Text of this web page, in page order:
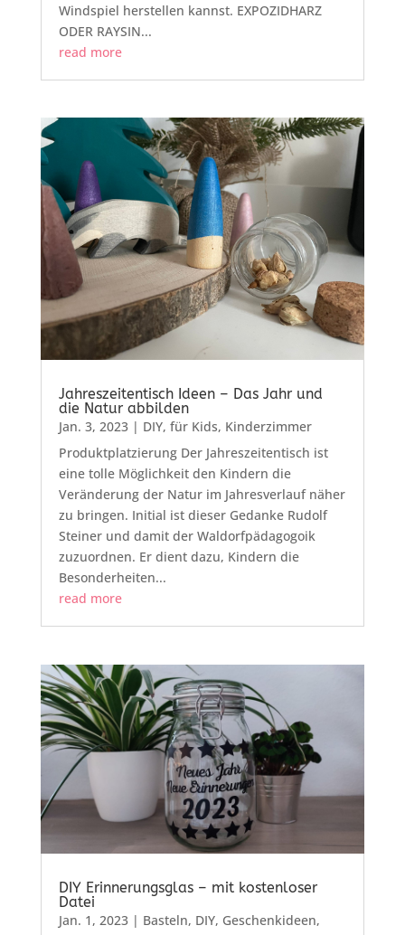
Windspiel herstellen kannst. EXPOZIDHARZ
ODER RAYSIN...
read more
Jahreszeitentisch Ideen – Das Jahr und
die Natur abbilden
Jan. 3, 2023| DIY, für Kids, Kinderzimmer
Produktplatzierung Der Jahreszeitentisch ist
eine tolle Möglichkeit den Kindern die
Veränderung der Natur im Jahresverlauf näher
zu bringen. Initial ist dieser Gedanke Rudolf
Steiner und damit der Waldorfpädagogoik
zuzuordnen. Er dient dazu, Kindern die
Besonderheiten...
read more
DIY Erinnerungsglas – mit kostenloser
Datei
Jan. 1, 2023| Basteln, DIY, Geschenkideen,